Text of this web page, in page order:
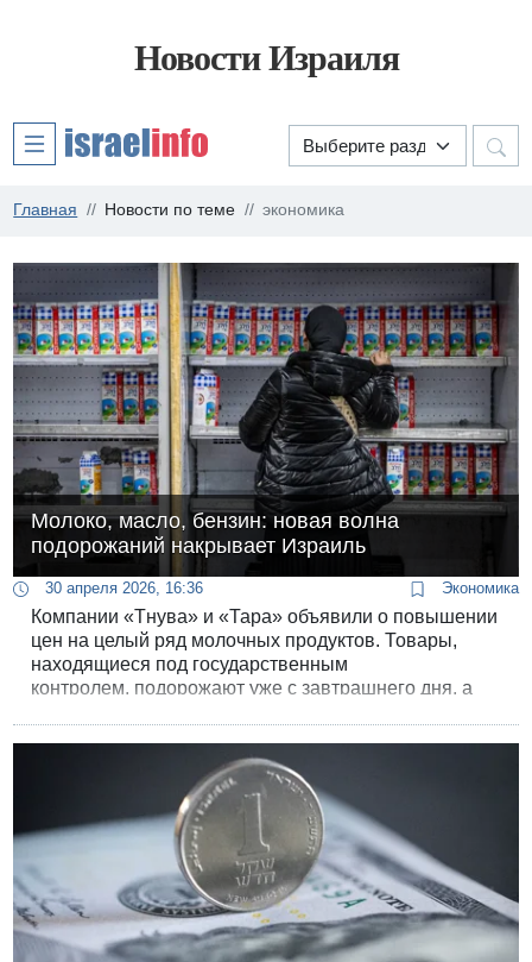
Новости Израиля
Главная Новости по теме экономика
Молоко, масло, бензин: новая волна
подорожаний накрывает Израиль
30 апреля 2026, 16:36 Экономика
Компании «Тнува» и «Тара» объявили о повышении
цен на целый ряд молочных продуктов. Товары,
находящиеся под государственным
контролем, подорожают уже с завтрашнего дня, а
мрачных прогнозов по инфляции.